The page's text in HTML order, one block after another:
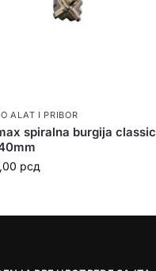
ALAT I PRIBOR
spiralna burgija classic
рсд